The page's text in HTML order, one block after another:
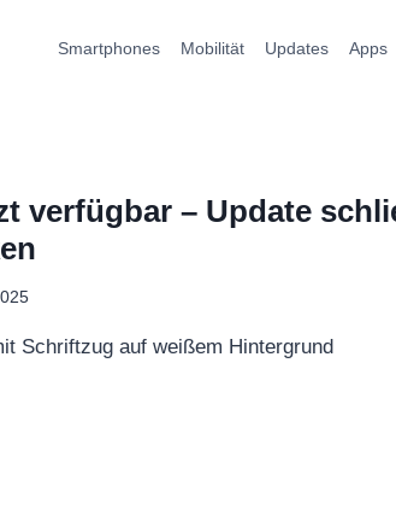
Smartphones Mobilität Updates Apps
verfügbar – Update